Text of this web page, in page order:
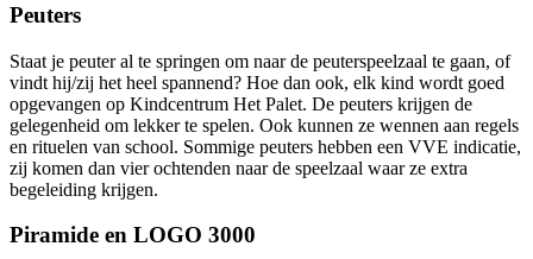
Peuters
Staat je peuter al te springen om naar de peuterspeelzaal te gaan, of
vindt hij/zij het heel spannend? Hoe dan ook, elk kind wordt goed
opgevangen op Kindcentrum Het Palet. De peuters krijgen de
gelegenheid om lekker te spelen. Ook kunnen ze wennen aan regels
en rituelen van school. Sommige peuters hebben een VVE indicatie,
zij komen dan vier ochtenden naar de speelzaal waar ze extra
begeleiding krijgen.
Piramide en LOGO 3000